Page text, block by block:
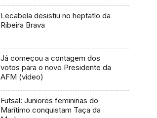
Lecabela desistiu no heptatlo da
Ribeira Brava
Já começou a contagem dos
votos para o novo Presidente da
AFM (vídeo)
Futsal: Juniores femininas do
Marítimo conquistam Taça da